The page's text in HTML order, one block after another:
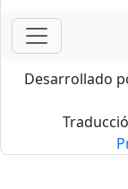
Desarrollado